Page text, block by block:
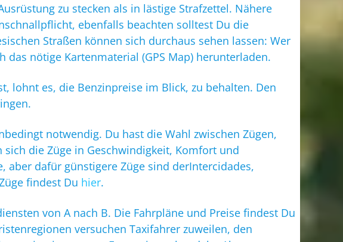
zu stecken als in lästige Strafzettel. Nähere
ebenfalls beachten solltest Du die
Straßen können sich durchaus sehen lassen: Wer
nötige Kartenmaterial (GPS Map) herunterladen.
lohnt es, die Benzinpreise im Blick, zu behalten. Den
notwendig. Du hast die Wahl zwischen Zügen,
sich die Züge in Geschwindigkeit, Komfort und
aber dafür günstigere Züge sind derIntercidades,
findest Du hier.
von A nach B. Die Fahrpläne und Preise findest Du
versuchen Taxifahrer zuweilen, den